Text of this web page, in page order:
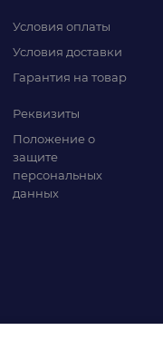
Условия оплаты
Условия доставки
Гарантия на товар
Реквизиты
Положение о
защите
персональных
данных